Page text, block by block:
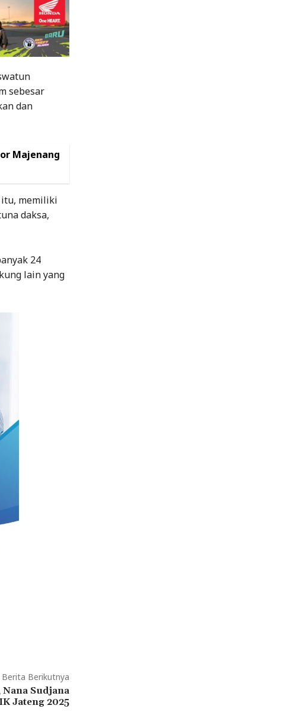
sebesar
dan
Majenang
itu, memiliki
daksa,
24
lain yang
Berita Berikutnya
Nana Sudjana
Jateng 2025